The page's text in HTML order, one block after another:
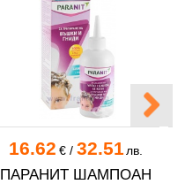
16.62 €/ 32.51 лв.
ПАРАНИТ ШАМПОАН